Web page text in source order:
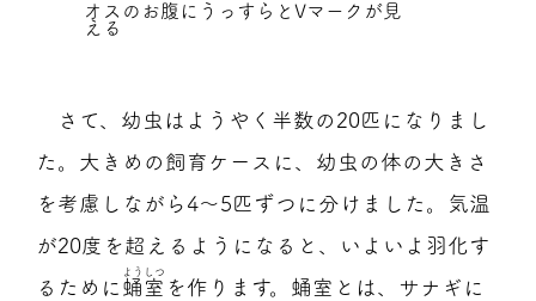
オスのお腹にうっすらとVマークが見
える
さて、幼虫はようやく半数の20匹になりまし
た。大きめの飼育ケースに、幼虫の体の大きさ
を考慮しながら4～5匹ずつに分けました。気温
が20度を超えるようになると、いよいよ羽化す
るために 蛹室
ようしつ
を作ります。蛹室とは、サナギに